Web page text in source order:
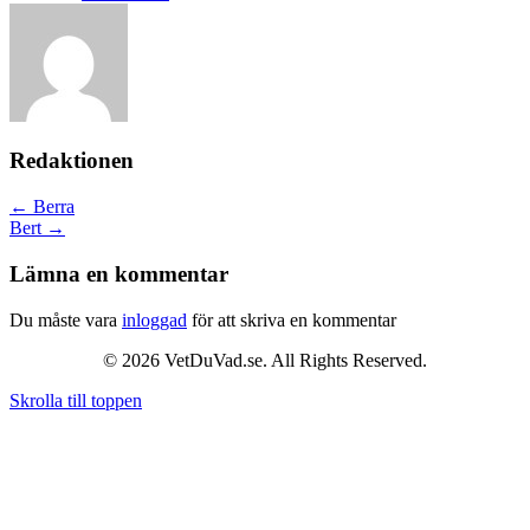
Redaktionen
Posts
navigation
← Berra
Bert →
Lämna en kommentar
Du måste vara inloggad för att skriva en kommentar
© 2026 VetDuVad.se. All Rights Reserved.
Skrolla till toppen